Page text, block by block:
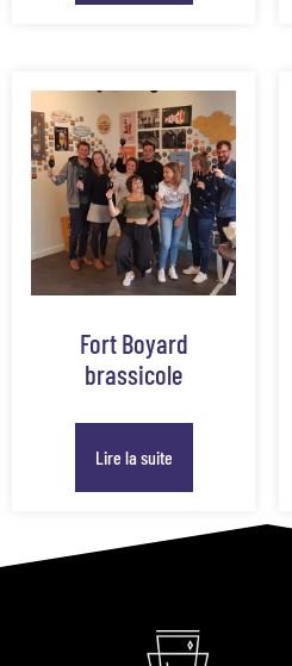
Fort Boyard
brassicole
Lire la suite